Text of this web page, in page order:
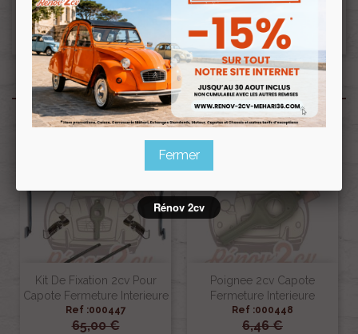
repris ni échangé.
Produits associés
Kit De Fixation 2cv Pour
Capote Fermeture Interieure
Ref :000447
65,00 €
Poignee 2cv Capote
Fermeture Interieure
Ref :000448
6,46 €
Fermer
Rénov 2cv